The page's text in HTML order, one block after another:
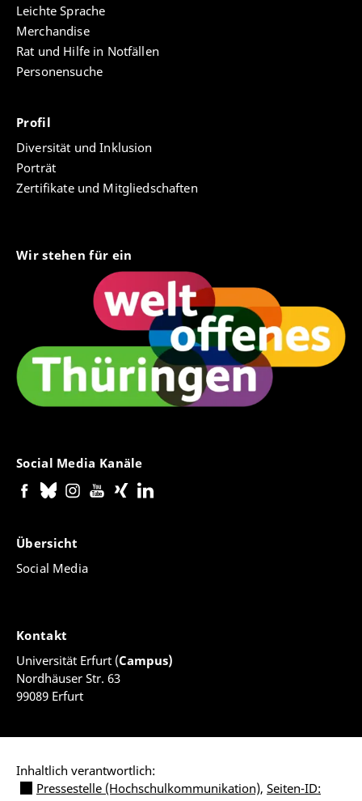
Leichte Sprache
Merchandise
Rat und Hilfe in Notfällen
Personensuche
Profil
Diversität und Inklusion
Porträt
Zertifikate und Mitgliedschaften
Wir stehen für ein
Social Media Kanäle
Übersicht
Social Media
Kontakt
Universität Erfurt (Campus)
Nordhäuser Str. 63
99089 Erfurt
Inhaltlich verantwortlich:
Pressestelle (Hochschulkommunikation), Seiten-ID: